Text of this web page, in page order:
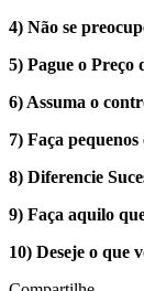
4) Não se
5) Pague o Preço
6) Assuma o
7) Faça
8) Diferencie
9) Faça aquilo
10) Deseje o que